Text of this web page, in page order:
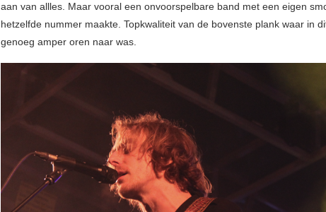
aan van allles. Maar vooral een onvoorspelbare band met een eigen
hetzelfde nummer maakte. Topkwaliteit van de bovenste plank waar in
genoeg amper oren naar was.